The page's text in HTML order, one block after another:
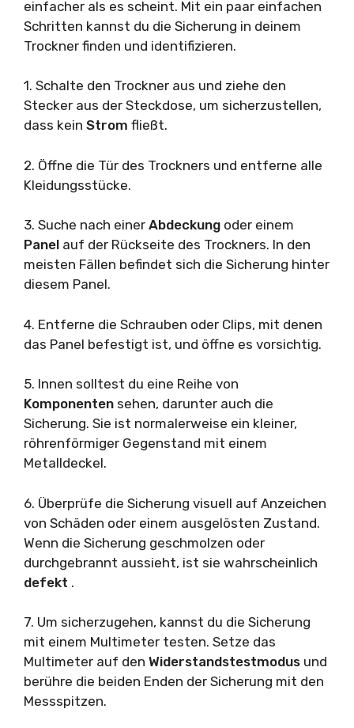
einfacher als es scheint. Mit ein paar einfachen
Schritten kannst du die Sicherung in deinem
Trockner finden und identifizieren.
1. Schalte den Trockner aus und ziehe den
Stecker aus der Steckdose, um sicherzustellen,
dass kein Strom fließt.
2. Öffne die Tür des Trockners und entferne alle
Kleidungsstücke.
3. Suche nach einer Abdeckung oder einem
Panel auf der Rückseite des Trockners. In den
meisten Fällen befindet sich die Sicherung hinter
diesem Panel.
4. Entferne die Schrauben oder Clips, mit denen
das Panel befestigt ist, und öffne es vorsichtig.
5. Innen solltest du eine Reihe von
Komponenten sehen, darunter auch die
Sicherung. Sie ist normalerweise ein kleiner,
röhrenförmiger Gegenstand mit einem
Metalldeckel.
6. Überprüfe die Sicherung visuell auf Anzeichen
von Schäden oder einem ausgelösten Zustand.
Wenn die Sicherung geschmolzen oder
durchgebrannt aussieht, ist sie wahrscheinlich
defekt .
7. Um sicherzugehen, kannst du die Sicherung
mit einem Multimeter testen. Setze das
Multimeter auf den Widerstandstestmodus und
berühre die beiden Enden der Sicherung mit den
Messspitzen.